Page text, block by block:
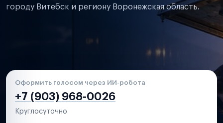
городу Витебск и региону Воронежская область.
Оформить голосом через ИИ-робота
+7 (903) 968-0026
Круглосуточно